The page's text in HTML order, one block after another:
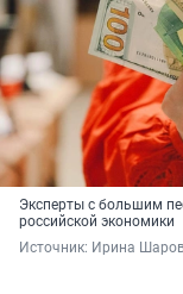
Эксперты с большим
российской экономики
Источник: Ирина